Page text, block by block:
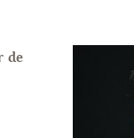
de